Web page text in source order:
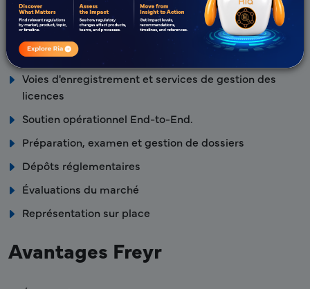
marché européen
Feuille de route réglementaire pour l'accès au marché
Affaires réglementaires et veille réglementaire
Voies d'enregistrement et services de gestion des
licences
Soutien opérationnel End-to-End.
Préparation, examen et gestion de dossiers
Dépôts réglementaires
Évaluations du marché
Représentation sur place
Avantages Freyr